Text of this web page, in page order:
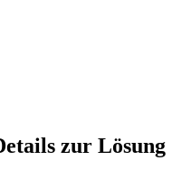
zur Lösung